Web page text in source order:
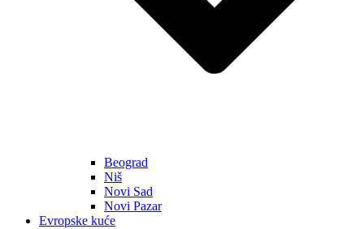
Beograd
Niš
Novi Sad
Novi Pazar
Evropske kuće